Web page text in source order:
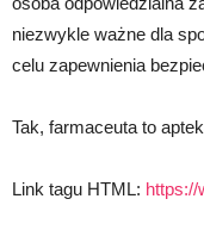
niezwykle ważne dla
celu zapewnienia
Tak, farmaceuta to
Link tagu HTML: https://